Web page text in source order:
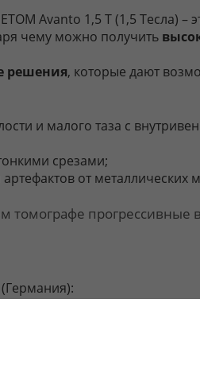
Avanto 1,5 Т (1,5 Тесла) –
чему можно получить
решения, которые дают
и малого таза с
срезами;
от металлических
томографе